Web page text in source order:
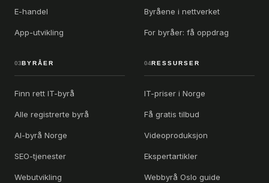
E-handel
App-utvikling
Byråene i nettverket
For byråer: få oppdrag
03 BYRÅER
Finn rett IT-byrå
Alle registrerte byrå
AI-byrå Norge
SEO-tjenester
Webutvikling
04RESSURSER
IT-priser i Norge
Få gratis tilbud
Videoproduksjon
Ekspertartikler
Webbyrå Oslo guide